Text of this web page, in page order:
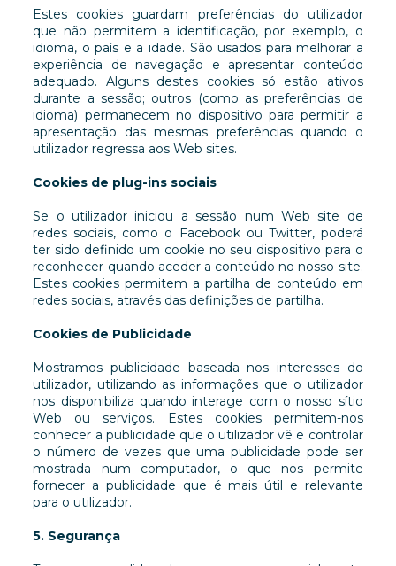
Estes cookies guardam preferências do utilizador
que não permitem a identificação, por exemplo, o
idioma, o país e a idade. São usados para melhorar a
experiência de navegação e apresentar conteúdo
adequado. Alguns destes cookies só estão ativos
durante a sessão; outros (como as preferências de
idioma) permanecem no dispositivo para permitir a
apresentação das mesmas preferências quando o
utilizador regressa aos Web sites.
Cookies de plug-ins sociais
Se o utilizador iniciou a sessão num Web site de
redes sociais, como o Facebook ou Twitter, poderá
ter sido definido um cookie no seu dispositivo para o
reconhecer quando aceder a conteúdo no nosso site.
Estes cookies permitem a partilha de conteúdo em
redes sociais, através das definições de partilha.
Cookies de Publicidade
Mostramos publicidade baseada nos interesses do
utilizador, utilizando as informações que o utilizador
nos disponibiliza quando interage com o nosso sítio
Web ou serviços. Estes cookies permitem-nos
conhecer a publicidade que o utilizador vê e controlar
o número de vezes que uma publicidade pode ser
mostrada num computador, o que nos permite
fornecer a publicidade que é mais útil e relevante
para o utilizador.
5. Segurança